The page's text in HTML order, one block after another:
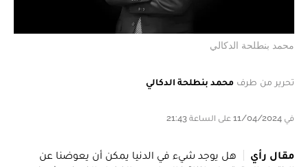
محمد بنطلحة الدكالي
تحرير من طرف محمد بنطلحة الدكالي
في 11/04/2024 على الساعة 21:43
مقال رأي
هل يوجد شيء في الدنيا يمكن أن يعوضنا عن